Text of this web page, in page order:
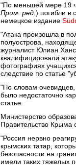
"По меньшей мере 19
Прим. ред. ) погибли в
немецкое издание
"Атака произошла в
полуострова,
журналист Юлиан
квалифицировали
фотографиях
следствие по статье
"По словам
было недостаточно
статье.
Министерство
Правительство Крыма
"Россия нервно
крымских татар,
безопасности на
имели таких тяжелых